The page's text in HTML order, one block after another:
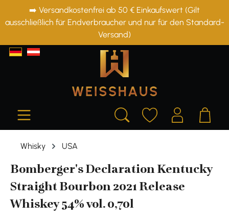
springen
➡️ Versandkostenfrei ab 50 € Einkaufswert (Gilt
ausschließlich für Endverbraucher und nur für den Standard-
Versand)
Whisky USA
Bomberger's Declaration Kentucky
Straight Bourbon 2021 Release
Whiskey 54% vol. 0,70l